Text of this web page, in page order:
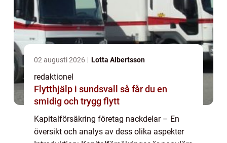
02 augusti 2026 Lotta Albertsson
redaktionel
Flytthjälp i sundsvall så får du en
smidig och trygg flytt
Kapitalförsäkring företag nackdelar – En
översikt och analys av dess olika aspekter